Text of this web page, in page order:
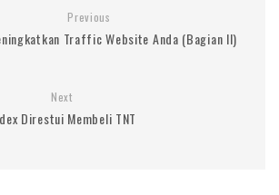
Previous
Traffic Website Anda (Bagian II)
Next
Direstui Membeli TNT